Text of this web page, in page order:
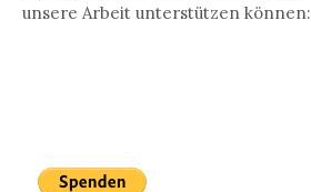
unsere Arbeit unterstützen können: